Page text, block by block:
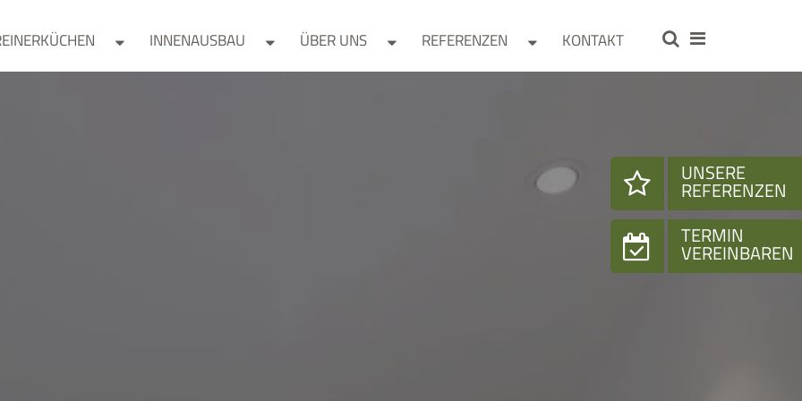
UNSERE
REFERENZEN
TERMIN
VEREINBAREN
INNENAUSBAU ÜBER UNS REFERENZEN KONTAKT